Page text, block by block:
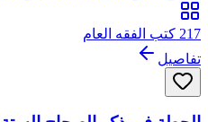
الحسيني البخاري القنوجي، أبو
217 كتب الفقه العام
تفاصيل